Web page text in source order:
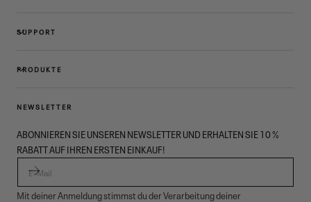
SUPPORT
PRODUKTE
NEWSLETTER
ABONNIEREN SIE UNSEREN NEWSLETTER UND ERHALTEN SIE 10 %
RABATT AUF IHREN ERSTEN EINKAUF!
Mit deiner Anmeldung stimmst du der Verarbeitung deiner